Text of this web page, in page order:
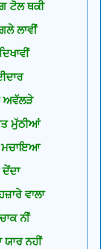
ਟੋਲ ਥਕੀ
ਲਾਵੀਂ
ਅਵੱਲੜੇ
ਮੁੱਠੀਆਂ
ਮਚਾਇਆ
ਵਾਲਾ
ਨੀਂ
ਨਹੀਂ